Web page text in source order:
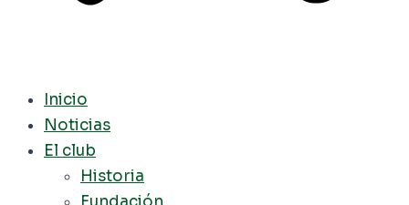
Inicio
Noticias
El club
Historia